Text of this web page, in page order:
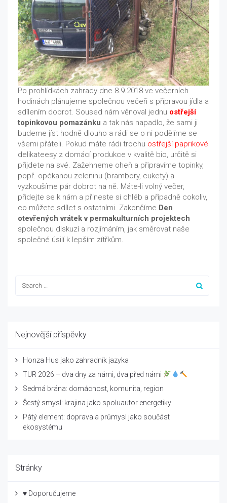
Po prohlídkách zahrady dne 8.9.2018 ve večerních
hodinách plánujeme společnou večeři s přípravou jídla a
sdílením dobrot. Soused nám věnoval jednu ostřejší
topinkovou pomazánku a tak nás napadlo, že sami ji
budeme jíst hodně dlouho a rádi se o ni podělíme se
všemi přáteli. Pokud máte rádi trochu ostřejší paprikové
delikateesy z domácí produkce v kvalitě bio, určitě si
přijdete na své. Zažehneme oheň a připravíme topinky,
popř. opékanou zeleninu (brambory, cukety) a
vyzkoušíme pár dobrot na ně. Máte-li volný večer,
přidejte se k nám a přineste si chléb a případně cokoliv,
co můžete sdílet s ostatními. Zakončíme Den
otevřených vrátek v permakulturních projektech
společnou diskuzí a rozjímáním, jak směrovat naše
společné úsilí k lepším zítřkům.
Nejnovější příspěvky
Honza Hus jako zahradník jazyka
TUR 2026 – dva dny za námi, dva před námi
Sedmá brána: domácnost, komunita, region
Šestý smysl: krajina jako spoluautor energetiky
Pátý element: doprava a průmysl jako součást
ekosystému
Stránky
♥ Doporučujeme